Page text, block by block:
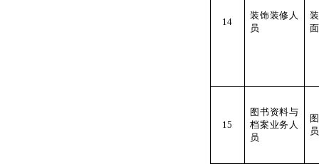
14
装饰装修人
员
15
图书资料与
档案业务人
员
员